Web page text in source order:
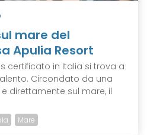
mare del
Apulia Resort
certificato in Italia si trova a
Circondato da una
direttamente sul mare, il
Mare